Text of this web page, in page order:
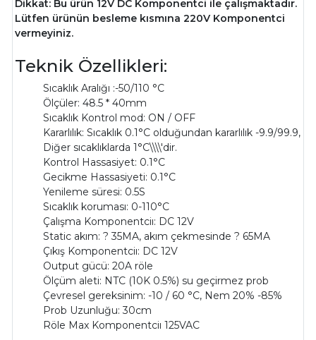
Dikkat: Bu ürün 12V DC Komponentci ile çalışmaktadır.
Lütfen ürünün besleme kısmına 220V Komponentci
vermeyiniz.
Teknik Özellikleri:
Sıcaklık Aralığı :-50/110 °C
Ölçüler: 48.5 * 40mm
Sıcaklık Kontrol mod: ON / OFF
Kararlılık: Sıcaklık 0.1°C olduğundan kararlılık -9.9/99.9,
Diğer sıcaklıklarda 1°C\\\\'dir.
Kontrol Hassasiyet: 0.1°C
Gecikme Hassasiyeti: 0.1°C
Yenileme süresi: 0.5S
Sıcaklık koruması: 0-110°C
Çalışma Komponentciı: DC 12V
Static akım: ? 35MA, akım çekmesinde ? 65MA
Çıkış Komponentciı: DC 12V
Output gücü: 20A röle
Ölçüm aleti: NTC (10K 0.5%) su geçirmez prob
Çevresel gereksinim: -10 / 60 °C, Nem 20% -85%
Prob Uzunluğu: 30cm
Röle Max Komponentciı 125VAC